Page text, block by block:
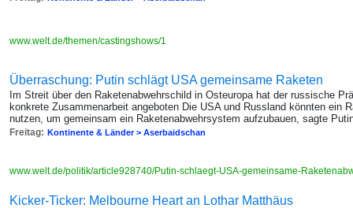
www.welt.de/themen/castingshows/1
Überraschung: Putin schlägt USA gemeinsame Raketen
Im Streit über den Raketenabwehrschild in Osteuropa hat der russische
konkrete Zusammenarbeit angeboten Die USA und Russland könnten ein
nutzen, um gemeinsam ein Raketenabwehrsystem aufzubauen, sagte
Freitag: Kontinente & Länder > Aserbaidschan
www.welt.de/politik/article928740/Putin-schlaegt-USA-gemeinsame-
Kicker-Ticker: Melbourne Heart an Lothar Matthäus